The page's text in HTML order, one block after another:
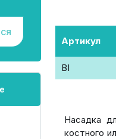
Артикул
BI
Насадка
костного